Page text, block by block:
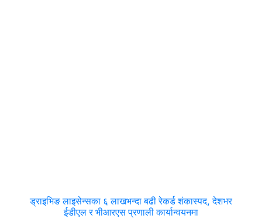
ड्राइभिङ लाइसेन्सका ६ लाखभन्दा बढी रेकर्ड शंकास्पद, देशभर
ईडीएल र भीआरएस प्रणाली कार्यान्वयनमा